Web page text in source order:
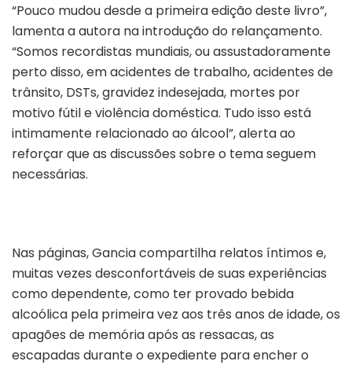
“Pouco mudou desde a primeira edição deste livro”,
lamenta a autora na introdução do relançamento.
“Somos recordistas mundiais, ou assustadoramente
perto disso, em acidentes de trabalho, acidentes de
trânsito, DSTs, gravidez indesejada, mortes por
motivo fútil e violência doméstica. Tudo isso está
intimamente relacionado ao álcool”, alerta ao
reforçar que as discussões sobre o tema seguem
necessárias.
Nas páginas, Gancia compartilha relatos íntimos e,
muitas vezes desconfortáveis de suas experiências
como dependente, como ter provado bebida
alcoólica pela primeira vez aos três anos de idade, os
apagões de memória após as ressacas, as
escapadas durante o expediente para encher o